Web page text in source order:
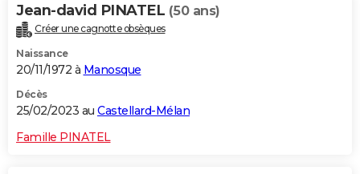
Dictionnaire
Biographies
Citations
Expressions
Proverbes
PROGRAMME TV
COPAINS D'AVANT
S'inscrire
Se connecter
Lycées
Collèges
Primaires
Universités
Entreprises
Service militaire
Avis de recherche
AVIS DE DÉCÈS
Jean-david PINATEL (50 ans)
Créer une cagnotte obsèques
Naissance
20/11/1972 à Manosque
Décès
25/02/2023 au Castellard-Mélan
Famille PINATEL